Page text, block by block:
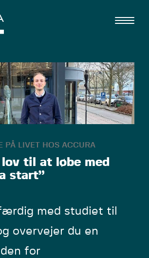
PÅ LIVET HOS ACCURA
til at løbe med
start”
med studiet til
overvejer du en
for